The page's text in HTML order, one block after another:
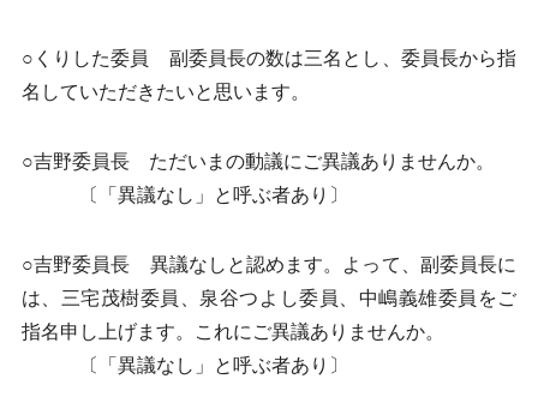
○くりした委員 副委員長の数は三名とし、委員長から指
名していただきたいと思います。
○吉野委員長 ただいまの動議にご異議ありませんか。
〔「異議なし」と呼ぶ者あり〕
○吉野委員長 異議なしと認めます。よって、副委員長に
は、三宅茂樹委員、泉谷つよし委員、中嶋義雄委員をご
指名申し上げます。これにご異議ありませんか。
〔「異議なし」と呼ぶ者あり〕